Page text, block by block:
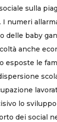
sulla
I numeri
delle baby
anche
esposte le
lo
dei social